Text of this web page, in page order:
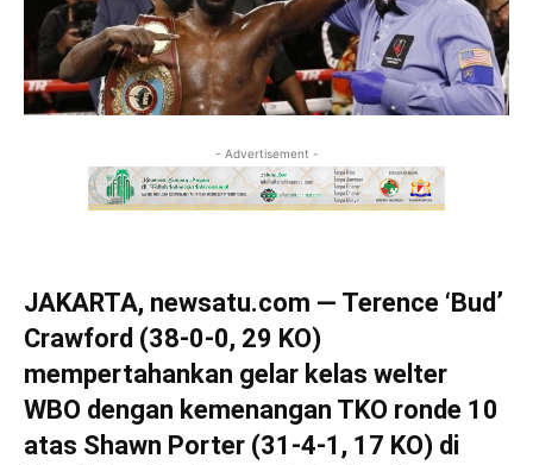
- Advertisement -
JAKARTA, newsatu.com — Terence ‘Bud’
Crawford (38-0-0, 29 KO)
mempertahankan gelar kelas welter
WBO dengan kemenangan TKO ronde 10
atas Shawn Porter (31-4-1, 17 KO) di